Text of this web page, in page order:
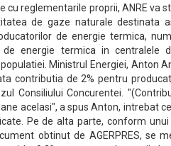
cu reglementarile proprii, ANRE va
de gaze naturale destinata
de energie termica,
de energie termica in centralele
Ministrul Energiei, Anton
contributia de 2% pentru
Consiliului Concurentei.
acelasi", a spus Anton, intrebat
Pe de alta parte, conform unui
obtinut de AGERPRES, se